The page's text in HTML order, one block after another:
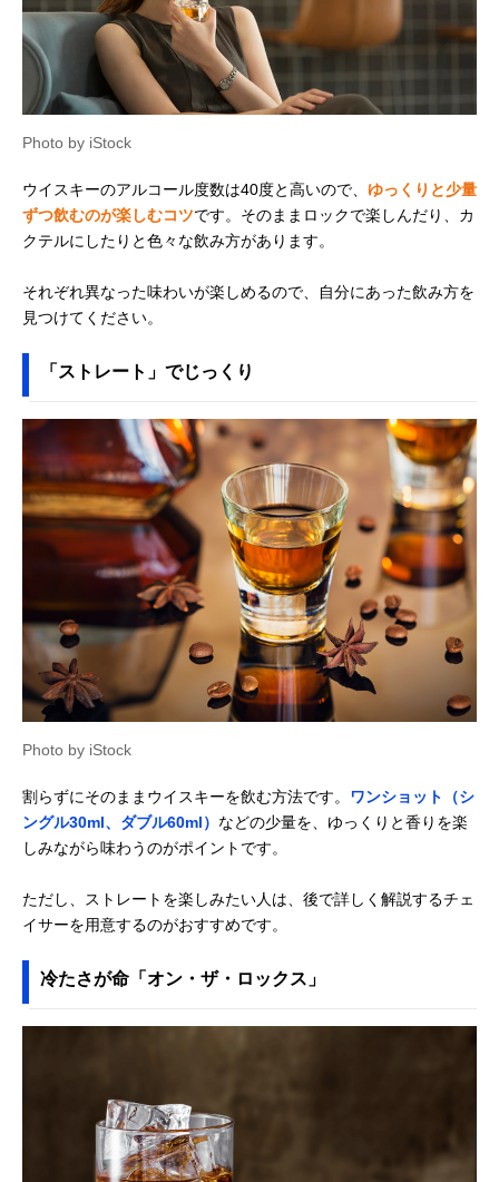
Photo by iStock
ウイスキーのアルコール度数は40度と高いので、 ゆっくりと少量
ずつ飲むのが楽しむコツです。そのままロックで楽しんだり、カ
クテルにしたりと色々な飲み方があります。
それぞれ異なった味わいが楽しめるので、自分にあった飲み方を
見つけてください。
「ストレート」でじっくり
Photo by iStock
割らずにそのままウイスキーを飲む方法です。 ワンショット（シ
ングル30ml、ダブル60ml） などの少量を、ゆっくりと香りを楽
しみながら味わうのがポイントです。
ただし、ストレートを楽しみたい人は、後で詳しく解説するチェ
イサーを用意するのがおすすめです。
冷たさが命「オン・ザ・ロックス」